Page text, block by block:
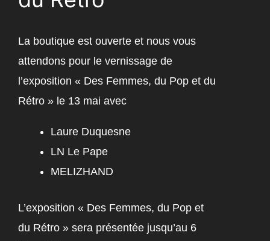
La boutique est ouverte et nous vous
attendons pour le vernissage de
l’exposition « Des Femmes, du Pop et du
Rétro » le 13 mai avec
Laure Duquesne
LN Le Pape
MELIZHAND
L’exposition « Des Femmes, du Pop et
du Rétro » sera présentée jusqu’au 6